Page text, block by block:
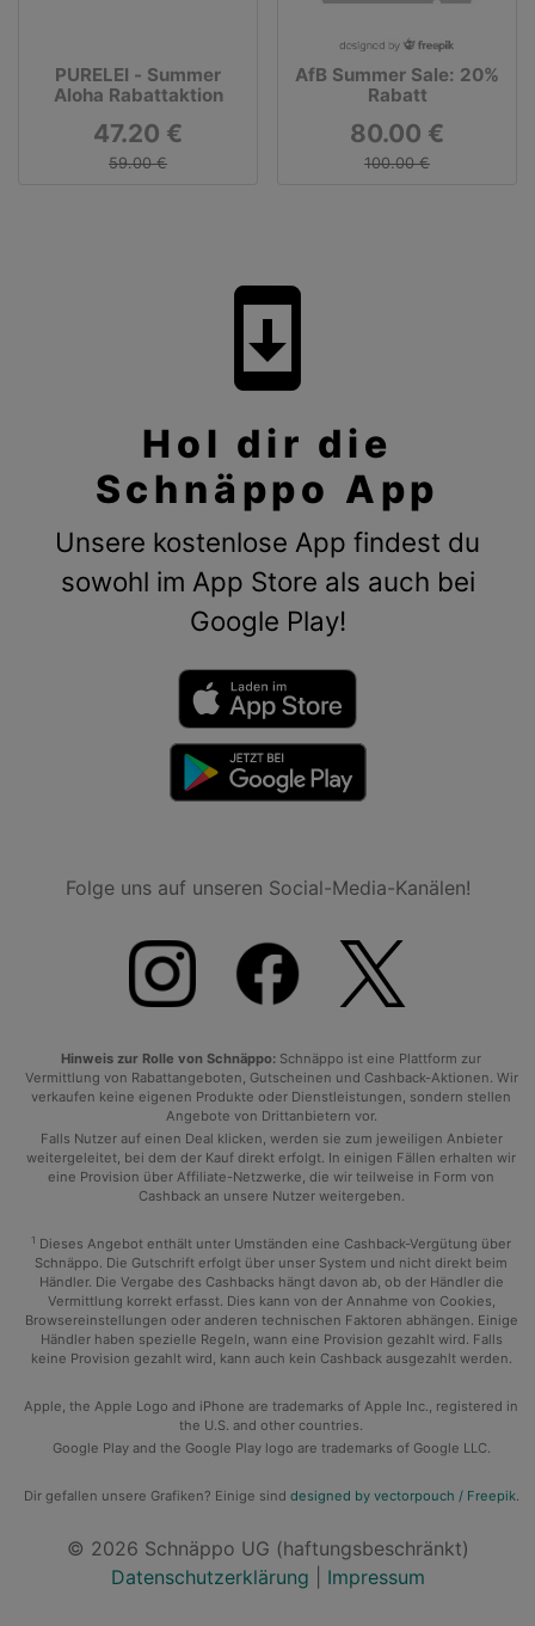
PURELEI - Summer
Aloha Rabattaktion
47.20 €
59.00 €
AfB Summer Sale: 20%
Rabatt
80.00 €
100.00 €
system_update
Hol dir die
Schnäppo App
Unsere kostenlose App findest du
sowohl im App Store als auch bei
Google Play!
Folge uns auf unseren Social-Media-Kanälen!
Hinweis zur Rolle von Schnäppo: Schnäppo ist eine Plattform zur
Vermittlung von Rabattangeboten, Gutscheinen und Cashback-Aktionen. Wir
verkaufen keine eigenen Produkte oder Dienstleistungen, sondern stellen
Angebote von Drittanbietern vor.
Falls Nutzer auf einen Deal klicken, werden sie zum jeweiligen Anbieter
weitergeleitet, bei dem der Kauf direkt erfolgt. In einigen Fällen erhalten wir
eine Provision über Affiliate-Netzwerke, die wir teilweise in Form von
Cashback an unsere Nutzer weitergeben.
1 Dieses Angebot enthält unter Umständen eine Cashback-Vergütung über
Schnäppo. Die Gutschrift erfolgt über unser System und nicht direkt beim
Händler. Die Vergabe des Cashbacks hängt davon ab, ob der Händler die
Vermittlung korrekt erfasst. Dies kann von der Annahme von Cookies,
Browsereinstellungen oder anderen technischen Faktoren abhängen. Einige
Händler haben spezielle Regeln, wann eine Provision gezahlt wird. Falls
keine Provision gezahlt wird, kann auch kein Cashback ausgezahlt werden.
Apple, the Apple Logo and iPhone are trademarks of Apple Inc., registered in
the U.S. and other countries.
Google Play and the Google Play logo are trademarks of Google LLC.
Dir gefallen unsere Grafiken? Einige sind designed by vectorpouch / Freepik.
© 2026 Schnäppo UG (haftungsbeschränkt)
Datenschutzerklärung
Impressum